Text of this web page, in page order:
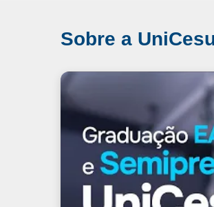
Sobre a